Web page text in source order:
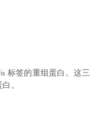
标签的重组蛋白。这三
。